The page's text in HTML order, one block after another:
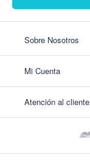
Sobre Nosotros
Nuestas tiendas
Mi Cuenta
Ver mis Pedidos
Recuperar
Atención al cliente
Políticas de
Políticas de